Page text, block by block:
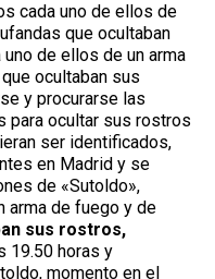
cada uno de ellos de
que ocultaban
de ellos de un arma
ocultaban sus
y procurarse las
para ocultar sus rostros
ser identificados,
en Madrid y se
de «Sutoldo»,
arma de fuego y de
sus rostros,
19.50 horas y
momento en el